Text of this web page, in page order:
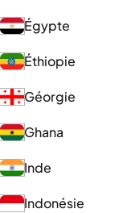
Égypte
Éthiopie
Géorgie
Ghana
Inde
Indonésie